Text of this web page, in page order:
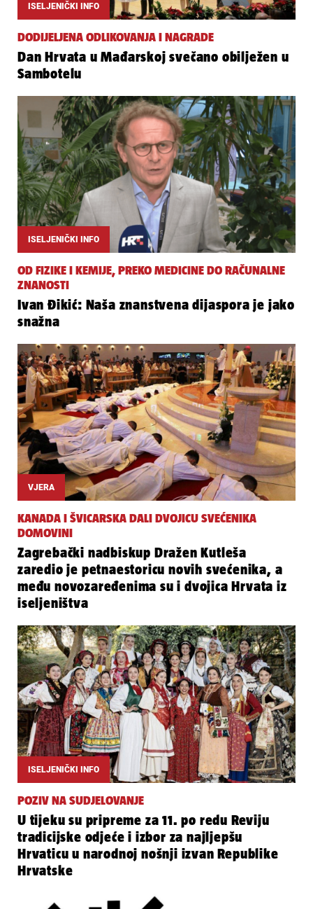
ISELJENIČKI INFO
DODIJELJENA ODLIKOVANJA I NAGRADE
Dan Hrvata u Mađarskoj svečano obilježen u
Sambotelu
ISELJENIČKI INFO
OD FIZIKE I KEMIJE, PREKO MEDICINE DO RAČUNALNE
ZNANOSTI
Ivan Đikić: Naša znanstvena dijaspora je jako
snažna
VJERA
KANADA I ŠVICARSKA DALI DVOJICU SVEĆENIKA
DOMOVINI
Zagrebački nadbiskup Dražen Kutleša
zaredio je petnaestoricu novih svećenika, a
među novozaređenima su i dvojica Hrvata iz
iseljeništva
ISELJENIČKI INFO
POZIV NA SUDJELOVANJE
U tijeku su pripreme za 11. po redu Reviju
tradicijske odjeće i izbor za najljepšu
Hrvaticu u narodnoj nošnji izvan Republike
Hrvatske